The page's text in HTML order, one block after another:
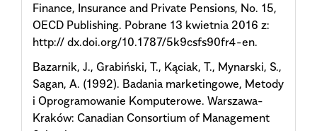
Finance, Insurance and Private Pensions, No. 15,
OECD Publishing. Pobrane 13 kwietnia 2016 z:
http:// dx.doi.org/10.1787/5k9csfs90fr4-en.
Bazarnik, J., Grabiński, T., Kąciak, T., Mynarski, S.,
Sagan, A. (1992). Badania marketingowe, Metody
i Oprogramowanie Komputerowe. Warszawa-
Kraków: Canadian Consortium of Management